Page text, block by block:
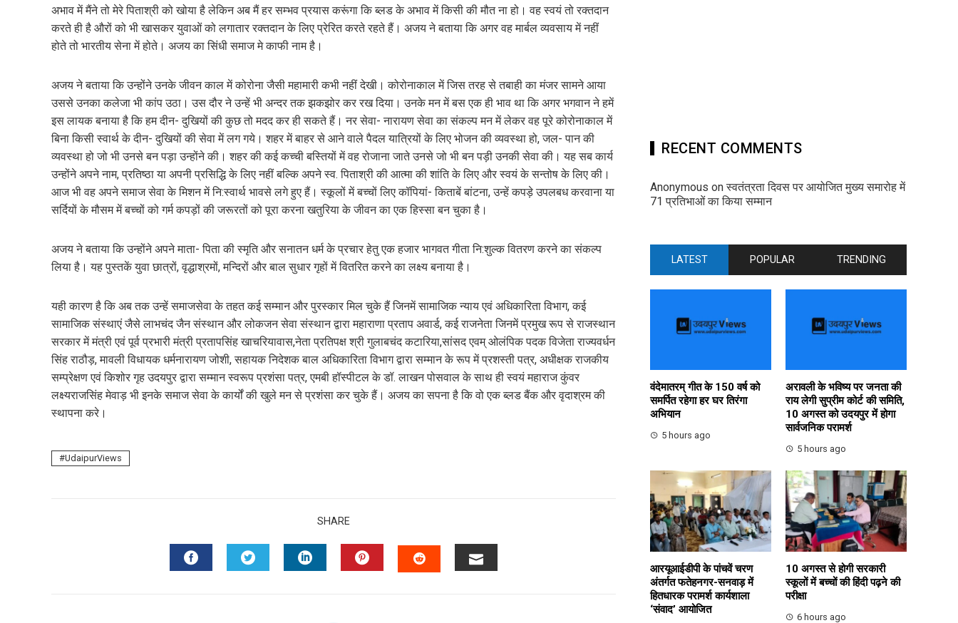
अभाव में मैंने तो मेरे पिताश्री को खोया है लेकिन अब मैं हर सम्भव प्रयास करूंगा कि ब्लड के अभाव में किसी की मौत ना हो। वह स्वयं तो रक्तदान
करते ही है औरों को भी खासकर युवाओं को लगातार रक्तदान के लिए प्रेरित करते रहते हैं। अजय ने बताया कि अगर वह मार्बल व्यवसाय में नहीं
होते तो भारतीय सेना में होते। अजय का सिंधी समाज मे काफी नाम है।
अजय ने बताया कि उन्होंने उनके जीवन काल में कोरोना जैसी महामारी कभी नहीं देखी। कोरोनाकाल में जिस तरह से तबाही का मंजर सामने आया
उससे उनका कलेजा भी कांप उठा। उस दौर ने उन्हें भी अन्दर तक झकझोर कर रख दिया। उनके मन में बस एक ही भाव था कि अगर भगवान ने हमें
इस लायक बनाया है कि हम दीन- दुखियों की कुछ तो मदद कर ही सकते हैं। नर सेवा- नारायण सेवा का संकल्प मन में लेकर वह पूरे कोरोनाकाल में
बिना किसी स्वार्थ के दीन- दुखियों की सेवा में लग गये। शहर में बाहर से आने वाले पैदल यात्रियों के लिए भोजन की व्यवस्था हो, जल- पान की
व्यवस्था हो जो भी उनसे बन पड़ा उन्होंने की। शहर की कई कच्ची बस्तियों में वह रोजाना जाते उनसे जो भी बन पड़ी उनकी सेवा की। यह सब कार्य
उन्होंने अपने नाम, प्रतिष्ठा या अपनी प्रसिद्धि के लिए नहीं बल्कि अपने स्व. पिताश्री की आत्मा की शांति के लिए और स्वयं के सन्तोष के लिए की।
आज भी वह अपने समाज सेवा के मिशन में नि:स्वार्थ भावसे लगे हुए हैं। स्कूलों में बच्चों लिए कॉपियां- किताबें बांटना, उन्हें कपड़े उपलबध करवाना या
सर्दियों के मौसम में बच्चों को गर्म कपड़ों की जरूरतों को पूरा करना खतुरिया के जीवन का एक हिस्सा बन चुका है।
अजय ने बताया कि उन्होंने अपने माता- पिता की स्मृति और सनातन धर्म के प्रचार हेतु एक हजार भागवत गीता नि:शुल्क वितरण करने का संकल्प
लिया है। यह पुस्तकें युवा छात्रों, वृद्धाश्रमों, मन्दिरों और बाल सुधार गृहों में वितरित करने का लक्ष्य बनाया है।
यही कारण है कि अब तक उन्हें समाजसेवा के तहत कई सम्मान और पुरस्कार मिल चुके हैं जिनमें सामाजिक न्याय एवं अधिकारिता विभाग, कई
सामाजिक संस्थाएं जैसे लाभचंद जैन संस्थान और लोकजन सेवा संस्थान द्वारा महाराणा प्रताप अवार्ड, कई राजनेता जिनमें प्रमुख रूप से राजस्थान
सरकार में मंत्री एवं पूर्व प्रभारी मंत्री प्रतापसिंह खाचरियावास,नेता प्रतिपक्ष श्री गुलाबचंद कटारिया,सांसद एवम् ओलंपिक पदक विजेता राज्यवर्धन
सिंह राठौड़, मावली विधायक धर्मनारायण जोशी, सहायक निदेशक बाल अधिकारिता विभाग द्वारा सम्मान के रूप में प्रशस्ती पत्र, अधीक्षक राजकीय
सम्प्रेक्षण एवं किशोर गृह उदयपुर द्वारा सम्मान स्वरूप प्रशंसा पत्र, एमबी हॉस्पीटल के डॉ. लाखन पोसवाल के साथ ही स्वयं महाराज कुंवर
लक्ष्यराजसिंह मेवाड़ भी इनके समाज सेवा के कार्यों की खुले मन से प्रशंसा कर चुके हैं। अजय का सपना है कि वो एक ब्लड बैंक और वृदाश्रम की
स्थापना करे।
UdaipurViews
SHARE
RECENT COMMENTS
Anonymous onस्वतंत्रता दिवस पर आयोजित मुख्य समारोह में
71 प्रतिभाओं का किया सम्मान
LATEST POPULAR TRENDING
वंदेमातरम् गीत के 150 वर्ष को
समर्पित रहेगा हर घर तिरंगा
अभियान
5 hours ago
अरावली के भविष्य पर जनता की
राय लेगी सुप्रीम कोर्ट की समिति,
10 अगस्त को उदयपुर में होगा
सार्वजनिक परामर्श
5 hours ago
आरयूआईडीपी के पांचवें चरण
अंतर्गत फतेहनगर-सनवाड़ में
हितधारक परामर्श कार्यशाला
‘संवाद’ आयोजित
10 अगस्त से होगी सरकारी
स्कूलों में बच्चों की हिंदी पढ़ने की
परीक्षा
6 hours ago